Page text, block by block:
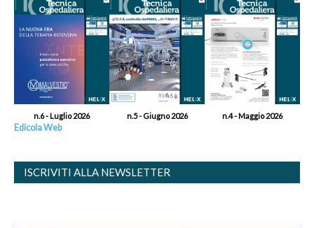
n.6 - Luglio 2026 n.5 - Giugno 2026 n.4 - Maggio 2026
Edicola Web
ISCRIVITI ALLA NEWSLETTER